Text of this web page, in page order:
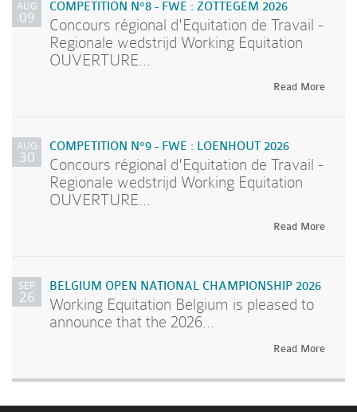
AUG
09
COMPETITION N°8 - FWE : ZOTTEGEM 2026
Concours régional d'Equitation de Travail -
Regionale wedstrijd Working Equitation
OUVERTURE...
Read More
AUG
30
COMPETITION N°9 - FWE : LOENHOUT 2026
Concours régional d'Equitation de Travail -
Regionale wedstrijd Working Equitation
OUVERTURE...
Read More
SEP
26
BELGIUM OPEN NATIONAL CHAMPIONSHIP 2026
Working Equitation Belgium is pleased to
announce that the 2026...
Read More